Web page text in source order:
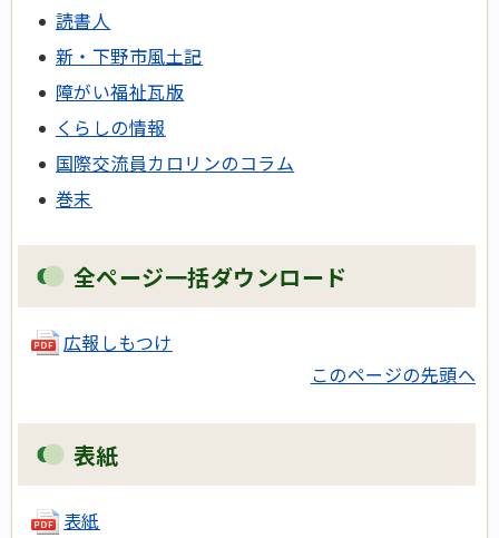
読書人
新・下野市風土記
障がい福祉瓦版
くらしの情報
国際交流員カロリンのコラム
巻末
全ページ一括ダウンロード
広報しもつけ
このページの先頭へ
表紙
表紙